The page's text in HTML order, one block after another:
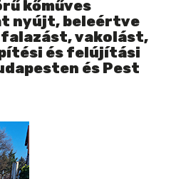
kőműves
nyújt, beleértve
vakolást,
és felújítási
és Pest